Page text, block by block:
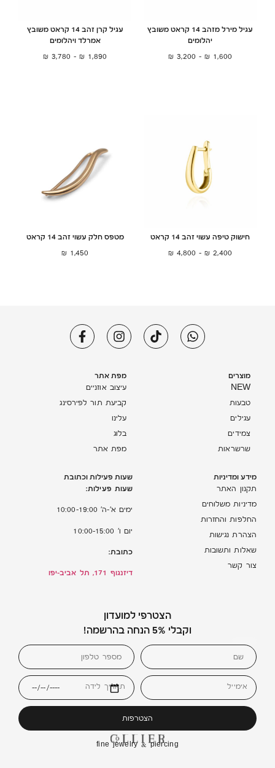
עגיל מירל מזהב 14 קראט משובץ
יהלומים
1,600
₪
–
3,200
₪
עגיל קרן זהב 14 קראט משובץ
אמרלד ויהלומים
1,890
₪
–
3,780
₪
חישוק טיפה עשוי זהב 14 קראט
2,400
₪
–
4,800
₪
מטפס חלק עשוי זהב 14 קראט
1,450
₪
מוצרים
NEW
טבעות
עגילים
צמידים
שרשראות
מפת אתר
עיצוב אוזניים
קביעת תור לפירסינג
עלינו
בלוג
מפת אתר
מידע ומדיניות
תקנון האתר
מדיניות משלוחים
החלפות והחזרות
הצהרת נגישות
שאלות ותשובות
צור קשר
שעות פעילות וכתובת
שעות פעילות:
ימים א’-ה’ 10:00-19:00
יום ו’ 10:00-15:00
כתובת:
דיזנגוף 171, תל אביב-יפו
הצטרפי למועדון
וקבלי 5% הנחה בהרשמה!
אימייל תאריך לידה
הצטרפות
fine jewelry & piercing